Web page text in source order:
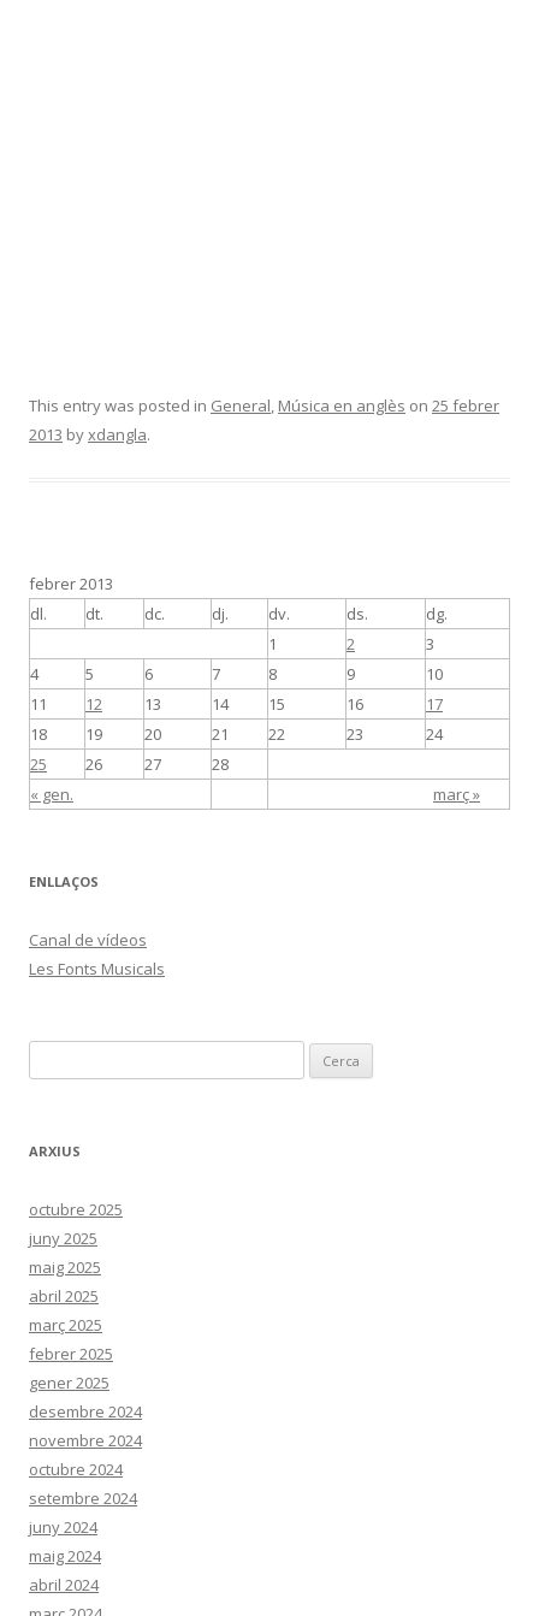
This entry was posted in General, Música en anglès on 25 febrer
2013 byxdangla.
febrer 2013
dl.
dt. dc. dj. dv. ds. dg.
« gen. març »
1 2
3
4
5 6 7 8 9
10
11
12 13 14 15 16
17
18
19 20 21 22 23
24
25
26 27 28
ENLLAÇOS
Canal de vídeos
Les Fonts Musicals
e
c
ARXIUS
octubre 2025
juny 2025
maig 2025
abril 2025
març 2025
febrer 2025
gener 2025
desembre 2024
novembre 2024
octubre 2024
setembre 2024
juny 2024
maig 2024
abril 2024